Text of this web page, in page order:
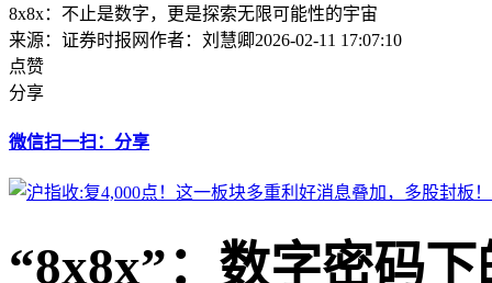
8x8x：不止是数字，更是探索无限可能性的宇宙
来源：证券时报网作者：刘慧卿2026-02-11 17:07:10
点赞
分享
微信扫一扫：分享
“8x8x”：数字密码